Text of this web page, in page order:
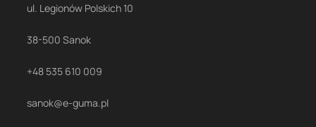
ul. Legionów Polskich 10
38-500 Sanok
+48 535 610 009
sanok@e-guma.pl